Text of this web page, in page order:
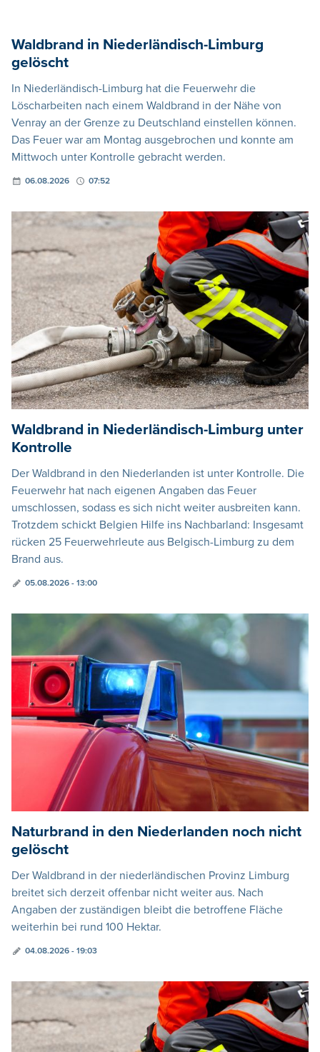
Waldbrand in Niederländisch-Limburg
gelöscht
In Niederländisch-Limburg hat die Feuerwehr die
Löscharbeiten nach einem Waldbrand in der Nähe von
Venray an der Grenze zu Deutschland einstellen können.
Das Feuer war am Montag ausgebrochen und konnte am
Mittwoch unter Kontrolle gebracht werden.
06.08.2026 07:52
Waldbrand in Niederländisch-Limburg unter
Kontrolle
Der Waldbrand in den Niederlanden ist unter Kontrolle. Die
Feuerwehr hat nach eigenen Angaben das Feuer
umschlossen, sodass es sich nicht weiter ausbreiten kann.
Trotzdem schickt Belgien Hilfe ins Nachbarland: Insgesamt
rücken 25 Feuerwehrleute aus Belgisch-Limburg zu dem
Brand aus.
05.08.2026 - 13:00
Naturbrand in den Niederlanden noch nicht
gelöscht
Der Waldbrand in der niederländischen Provinz Limburg
breitet sich derzeit offenbar nicht weiter aus. Nach
Angaben der zuständigen bleibt die betroffene Fläche
weiterhin bei rund 100 Hektar.
04.08.2026 - 19:03